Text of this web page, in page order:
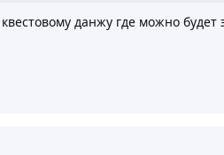
данжу где можно будет